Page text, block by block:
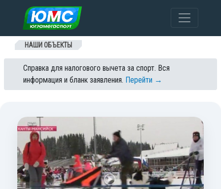
Перейти к содержанию
НАШИ ОБЪЕКТЫ
Справка для налогового вычета за спорт. Вся
информация и бланк заявления. Перейти →